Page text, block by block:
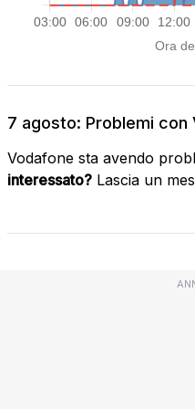
7 agosto: Problemi con
Vodafone sta avendo
interessato? Lascia un